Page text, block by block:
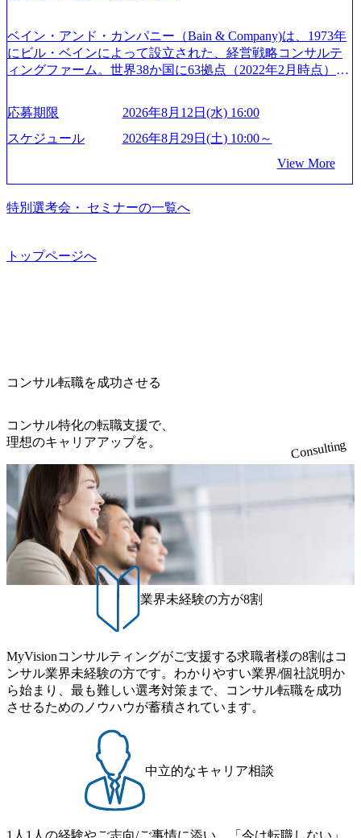
きます。 ※本求人はレバテック株式会社の雇用となりま
す。 ※案件によっては客先に出向いての作業も発生しま
す。 ＜ITコンサルタント＞ Webアプリケーション、SaaS系
模基幹システムにおける最上流のPoC(概念実証)支援から構
想策定、開発マネジメント支援までを一気通貫で担当して
います。 生成AIなどの最新技術とシステムを活用し、顧客
の業務革新と効率化の実現に貢献します。 ＜PL/PM＞ 顧客
の要望を深くヒアリングし、企画構想からアジャイル開発
による開発支援までを一気通貫で推進していただきます。
プロジェクト提案・推進の中核として、企画・要件定義か
流での現状分析、顧客ヒアリング、戦略策定、技術選定、
ルティング領域)から参画いただきます。 課題選定から顧客
だきます。 アジャイル開発を通じて顧客の要望や提案を柔
軟に取り入れながら改善サイクルを回すため、ご自身の提
案がサービスに直接反映されやすく、高い貢献度を実感で
きます。 ● 勤務地 東京都渋谷区渋谷3丁目6-7 渋谷金王タワ
ー 事業所内禁煙(入居する施設に喫煙専用室あり) ・就業規
則により就業時間内の喫煙を全面的に禁止 ・禁煙サポート
制度あり オンライン ● 必須要件 以下いずれかのご経験をお
持ちの方 ・システム・ソフトウェア開発経験3年以上 ・要
件定義～基本設計など上流経験2年以上 ・PMO経験2年以上
● 歓迎要件 ・要件定義から詳細設計までのいずれかの上流
工程の経験 ・サブリーダー以上のマネジメント経験 ・お客
様との折衝経験、交渉経験 ・組織課題に対して主体的に業
務改善に取り組まれたご経験 ・アジャイル/スクラムへの興
で主体的に動ける方 ・年齢にこだわらず、アドバイスを素
直に受け取れる方 ・推進力のある方
ry-safety-network)（公共サービス） カルビー：SAP HANAの
導入で基幹システムを刷新 (https://www.accenture.com/jp-ja/ca
se-studies/consumer-goods-services/calbee)（消費財・サービ
る 日本では2.3万人以上の従業員を擁しており(会計系BIG4
を上回る規模感)、営業利益率も約15％と驚異的な数字とな
を遂げていることから、今後も高い成長が見込まれる 多く
の技術者を抱えており、アビームコンサルティングに続い
て日本国内2番目にSAP認定コンサルタント制度の有資格者
数が多く、特にIT領域に強みを持つ グローバルのポジショ
ーケットプレイス」が存在し、本ツールを活用で上司の引
職率も21.8%（2023年12月時点）とフレキシブルな働き方を
③12時開始 2026年8月10日(月) 16:00 各回50分程度を想定 オ
ンライン 書類選考通過者
資格も保有、さまざまな業界・業種でのプロジェクト実績
と蓄積されたノウハウを基に独自の方法論やテンプレート
を開発し、それらを活用してお客様に最適なSAPコンサル
ティングサービスを提供する https://storage.googleapis.com/our
96dc8f2-7d54-42b9-a7ae-8c532c52d3d8_1200x678.webp アビー
ムコンサルティング会社資料 (https://www.abeam.com/content/
dam/abeam/jp/ja/about/company/ABeamConsultingCompanyProfil
e_jpn_4.pdf) 『SAP AWARD OF EXCELLENCE 2024』にお
ルティング、社員の健康改善を支援 食事・睡眠など可視
w.businessinsider.jp/post-283587) アサヒグループホールディン
ンサルティング会社となり、今後も成長性が大きくみられ
社時に10日間の間みっちりとコンサルの基礎を支援)を魅力
に感じ、他Big4ではなくアビームを選ぶ方も多数 アビーム
といえばSAPをはじめとしたシステム、とイメージされる
こともあるが実態としては経営戦略策定や新規事業立案な
どのトップラインを上げるための戦略案件も多く存在 特に
スポーツ&エンターテイメント領域ではBig4に先んじて注力
し、業界内で大きな存在感を誇る 社員の多様化する生活ス
タイルやライフイベントに対応した働きやすい職場環境を
実現するため、さまざまなサポート制度を導入している 多
文化理解や女性の活躍推進などの取り組み、また、フレッ
クス制度やフリーロケーション制度、フルリモート制度な
どの多様な働き方をサポートする制度が整備されている 202
6年8月23日(日) 9:00～18:00終了 2026年8月12日(水) 16:00 202
6年8月23日(日)にSustainable SCM SU 1day選考会を開催いた
します。 当SUは「GlobalでのSCM構築」や「物流・調達コ
ストの構造改革」といった伝統的なテーマに留まらずクラ
イアントがこれから取組むべき「グリーントランスフォー
った社会課題やテーマに対して、グローバル知見と最新の
事例などを基に企業の構造改革と社会価値の創造の取り組
みを行うプロフェッショナルチームです。 今回1day選考対
象となるポジションは下記となります。 ・コンサルタント
(調達改革・設備O&M)【SCS SU】 ・コンサルタント(ECM/
ベイン・アンド・カンパニー（Bain & Company)は、1973年
にビル・ベインによって設立された、経営戦略コンサルテ
ィングファーム。世界38か国に63拠点（2022年2月時点）、
アントにお届けするのは単なるレポートではなく、『結
果』である。」この原則のもと、ベインは1973年に創業さ
れた。クライアントが不確かな未来の中、競争に勝てるよ
に、提言を具体的な行動に落とし込んでいる。 徹底した
「結果主義」を標榜。クライアントのフルポテンシャル実
現を目標に、具体的に目に見える成果を出すことを信条と
（真北）という言葉がよくつかわれる。針が少し東に傾い
外オフィスへのトランスファー制度などが充実している。
東京オフィスに来るグローバルメンバーも多く、グローバ
れており、これまで多くのNPO・NGOなどの非営利団体に
無償でコンサルティングを提供している。 2026年8月29日
(土) の対面Kick-offイベントを皮切りに1か月程度のプログラ
ム ※初回プログラム : 8月29日(土)10:00～13:30 2026年8月12
日(水) 16:00 Bain & Company Tokyoでは、「Tokyo Be Bold Pr
ogram (女性候補者向け選考支援プログラム)」を実施いたし
ます。クライアントに斬新なソリューションを提供し、複
雑な経営課題を解決するために、チームのダイバーシティ
は欠かせません。是非、ユニークな視点と高い志を持つ女
性の皆様に多数ご参画頂きたいと考え、プログラムを開催
性はどのように活躍をしているのか」、「ケース面接の経
験がなく対策の仕方が知りたい」などのお声をたくさんい
食事などのカジュアルな交流、実際のプロジェクトのケー
ススタディ、1対1の模擬面接等、複数のセッションを約1か
月の期間に渡り行い、選考にご参加いただきます。コンサ
ルタント未経験の方でも、戦略コンサルタントの具体的な
仕事内容からお話をさせていただきますので、戦略コンサ
ルティングにご興味をお持ちの方は、この機会にぜひご応
にはWebテストを8月20日までに受験いただきます ・8月21
日までにプログラム参加者をご案内します ・初回プログラ
ム : 8月29日(土)10:00～13:30 @ベイン東京オフィス(六本木)
・プログラム期間中はコンサルタントとの食事会、プロジ
応募期限
2026年8月12日(水) 16:00
スケジュール
2026年8月29日(土) 10:00～
View More
特別選考会・ セミナーの一覧へ
トップページへ
コンサル転職を成功させる
コンサル特化の転職支援で、
理想のキャリアアップを。
Consulting
業界未経験の方が8割
MyVisionコンサルティングがご支援する求職者様の8割はコ
ンサル業界未経験の方です。わかりやすい業界/個社説明か
ら始まり、最も難しい選考対策まで、コンサル転職を成功
させるためのノウハウが蓄積されています。
中立的なキャリア相談
1人1人の経験やご志向/ご事情に添い、「今は転職しない」